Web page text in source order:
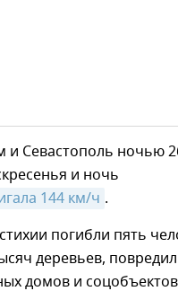
и Севастополь ночью
и ночь
144 км/ч .
погибли пять
деревьев, повредил
домов и